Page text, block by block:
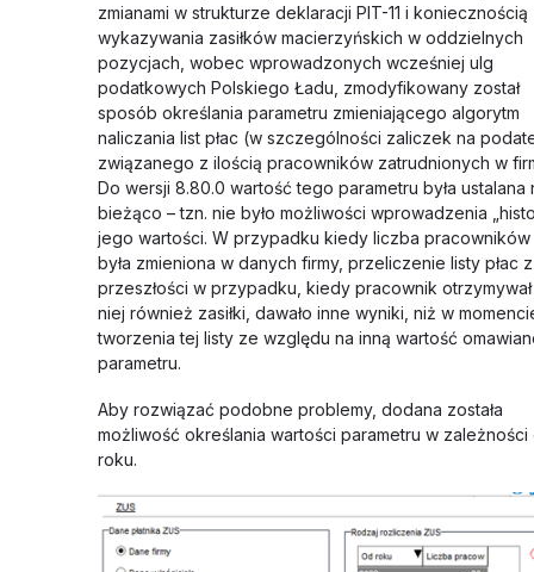
zmianami w strukturze deklaracji PIT-11 i koniecznością
wykazywania zasiłków macierzyńskich w oddzielnych
pozycjach, wobec wprowadzonych wcześniej ulg
podatkowych Polskiego Ładu, zmodyfikowany został
sposób określania parametru zmieniającego algorytm
naliczania list płac (w szczególności zaliczek na
związanego z ilością pracowników zatrudnionych w
Do wersji 8.80.0 wartość tego parametru była ustalana
bieżąco – tzn. nie było możliwości wprowadzenia
jego wartości. W przypadku kiedy liczba pracowników
była zmieniona w danych firmy, przeliczenie listy płac z
przeszłości w przypadku, kiedy pracownik
niej również zasiłki, dawało inne wyniki, niż w
tworzenia tej listy ze względu na inną wartość
parametru.
Aby rozwiązać podobne problemy, dodana została
możliwość określania wartości parametru w zależności
roku.